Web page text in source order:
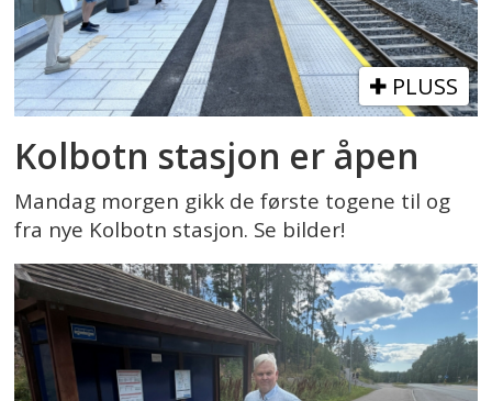
PLUSS
Kolbotn stasjon er åpen
Mandag morgen gikk de første togene til og
fra nye Kolbotn stasjon. Se bilder!